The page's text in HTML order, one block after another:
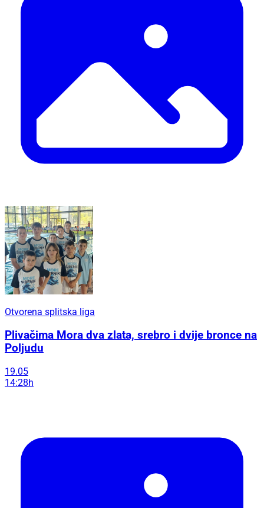
Otvorena splitska liga
Plivačima Mora dva zlata, srebro i dvije bronce na
Poljudu
19.05
14:28h